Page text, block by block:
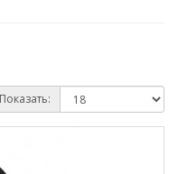
Показать: